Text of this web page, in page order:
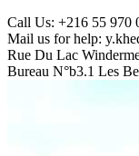
Call Us: +216 55 970
Mail us for help:
Rue Du Lac
Bureau N°b3.1 Les